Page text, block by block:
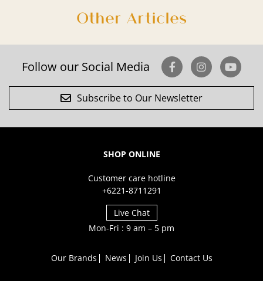
Other Articles
Follow our Social Media
Subscribe to Our Newsletter
SHOP ONLINE
Customer care hotline
+6221-8711291
Live Chat
Mon-Fri : 9 am – 5 pm
Our Brands News Join Us Contact Us